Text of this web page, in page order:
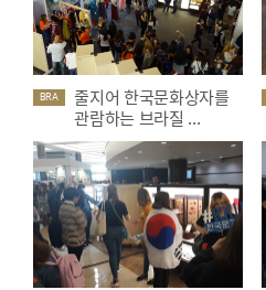
BRA
줄지어 한국문화상자를
관람하는 브라질 ...